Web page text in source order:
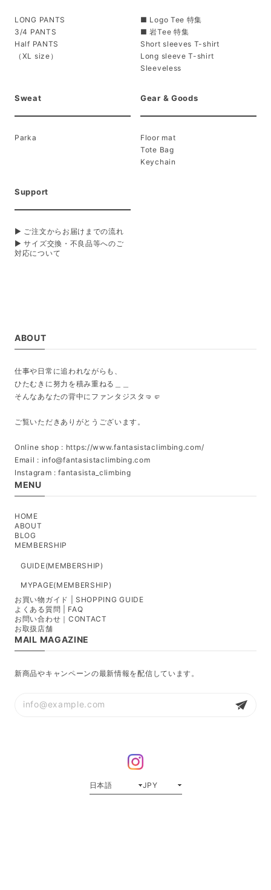
LONG PANTS
3/4 PANTS
Half PANTS
（XL size）
■ Logo Tee 特集
■ 岩Tee 特集
Short sleeves T-shirt
Long sleeve T-shirt
Sleeveless
Sweat
Parka
Gear & Goods
Floor mat
Tote Bag
Keychain
Support
▶ ご注文からお届けまでの流れ
▶ サイズ交換・不良品等へのご
対応について
ABOUT
仕事や日常に追われながらも、
ひたむきに努力を積み重ねる＿＿
そんなあなたの背中にファンタジスタ🤜🤛
ご覧いただきありがとうございます。
Online shop : https://www.fantasistaclimbing.com/
Email : info@fantasistaclimbing.com
Instagram : fantasista_climbing
MENU
HOME
ABOUT
BLOG
MEMBERSHIP
GUIDE(MEMBERSHIP)
MYPAGE(MEMBERSHIP)
お買い物ガイド | SHOPPING GUIDE
よくある質問 | FAQ
お問い合わせ｜CONTACT
お取扱店舗
MAIL MAGAZINE
新商品やキャンペーンの最新情報を配信しています。